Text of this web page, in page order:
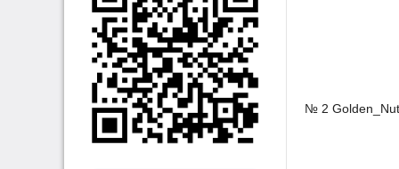
№ 2 Golden_Nut